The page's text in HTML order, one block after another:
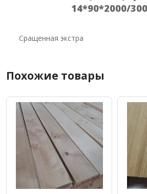
14*90*2000/
Сращенная экстра
Похожие товары